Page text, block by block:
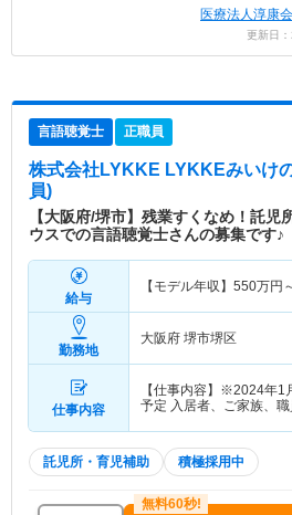
医療法人淳康
更新日
言語聴覚士 正職員
株式会社LYKKE LYKKEみいけ
員)
【大阪府/堺市】残業すくなめ！託児
ウスでの言語聴覚士さんの募集です♪
給与
【モデル年収】 550万円
勤務地
大阪府 堺市堺区
仕事内容
【仕事内容】※2024年1
予定 入居者、ご家族、
託児所・育児補助 積極採用中